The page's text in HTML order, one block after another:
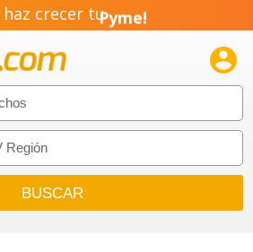
crecer tuPyme!
Emprendimiento!
